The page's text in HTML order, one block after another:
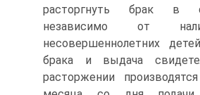
расторгнуть брак в
независимо от
несовершеннолетних
брака и выдача
расторжении